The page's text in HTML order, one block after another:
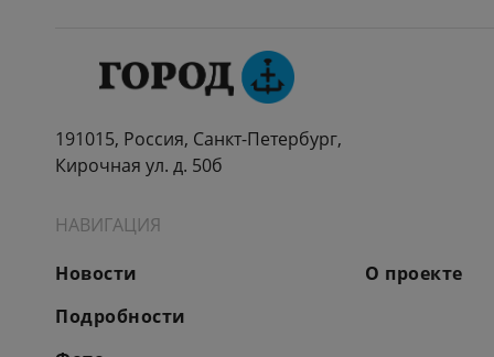
191015, Россия, Санкт-Петербург,
Кирочная ул. д. 50б
НАВИГАЦИЯ
Новости
Подробности
О проекте